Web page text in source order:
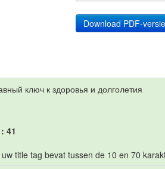
ключ к здоровья и долголетия
41
title tag bevat tussen de 10 en 70